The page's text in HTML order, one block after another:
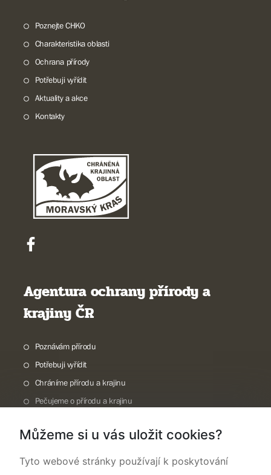
Poznejte CHKO
Charakteristika oblasti
Ochrana přírody
Potřebuji vyřídit
Aktuality a akce
Kontakty
Agentura ochrany přírody a
krajiny ČR
Poznávám přírodu
Potřebuji vyřídit
Chráníme přírodu a krajinu
Pečujeme o přírodu a krajinu
O nás
Můžeme si u vás uložit cookies?
Tyto webové stránky používají k poskytování